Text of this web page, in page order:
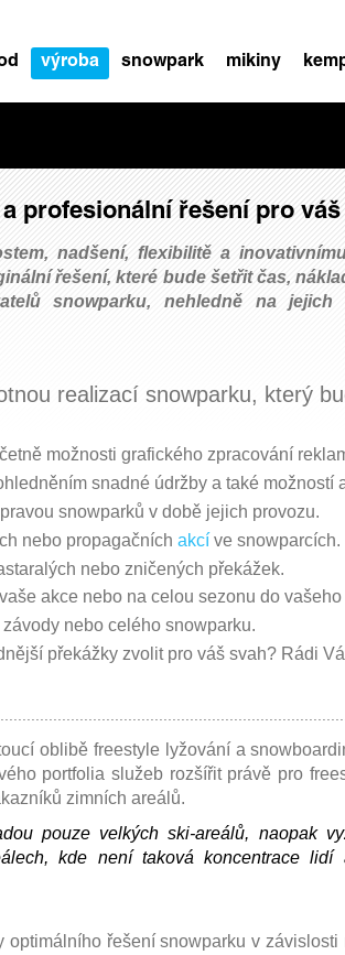
výroba snowpark mikiny
profesionální řešení pro
nadšení, flexibilitě a
řešení, které bude šetřit čas,
snowparku, nehledně na
realizací snowparku, který
možnosti grafického zpracování
snadné údržby a také možností
snowparků v době jejich provozu.
nebo propagačních akcí ve snowparcích.
nebo zničených překážek.
akce nebo na celou sezonu do
nebo celého snowparku.
překážky zvolit pro váš svah? Rádi
oblibě freestyle lyžování a
portfolia služeb rozšířit právě pro
zimních areálů.
pouze velkých ski-areálů, naopak
kde není taková koncentrace lidí
řešení snowparku v závislosti